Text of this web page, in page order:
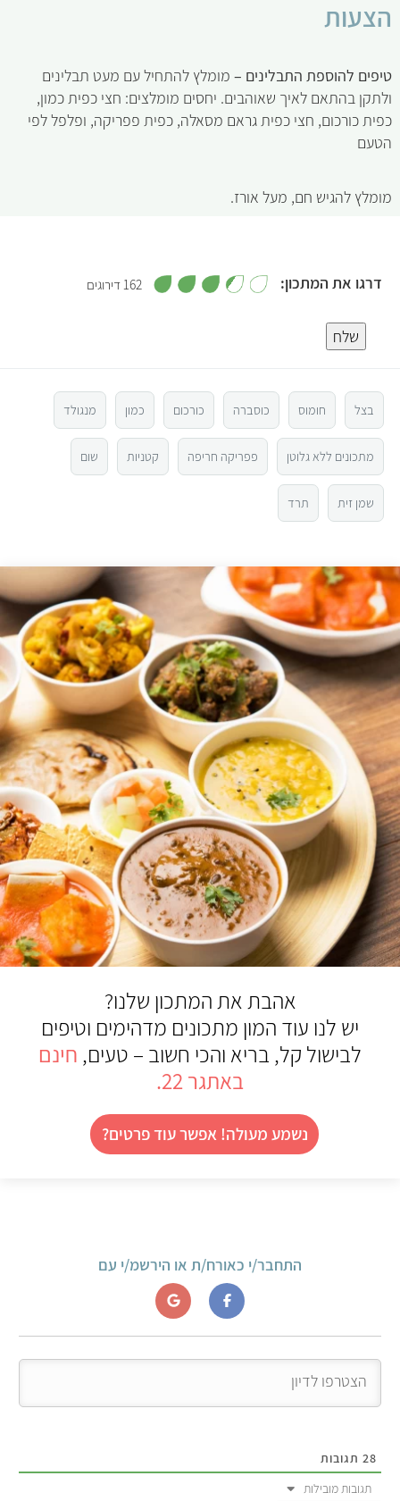
הצעות
טיפים להוספת התבלינים –מומלץ להתחיל עם מעט תבלינים
ולתקן בהתאם לאיך שאוהבים. יחסים מומלצים: חצי כפית כמון,
כפית כורכום, חצי כפית גראם מסאלה, כפית פפריקה, ופלפל לפי
הטעם
מומלץ להגיש חם, מעל אורז.
דרגו את המתכון:
162 דירוגים 3
שלח
בצל חומוס כוסברה כורכום כמון מנגולד
מתכונים ללא גלוטן פפריקה חריפה קטניות שום
שמן זית תרד
אהבת את המתכון שלנו?
יש לנו עוד המון מתכונים מדהימים וטיפים
לבישול קל, בריא והכי חשוב – טעים, חינם
באתגר 22.
נשמע מעולה! אפשר עוד פרטים?
התחבר/י כאורח/ת או הירשמ/י עם
28 תגובות
תגובות מובילות